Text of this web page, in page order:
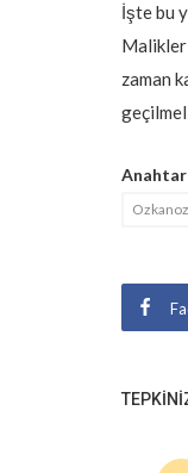
İşte bu
Malikler
zaman